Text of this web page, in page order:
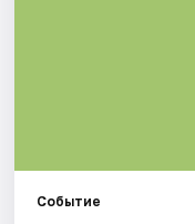
Событие